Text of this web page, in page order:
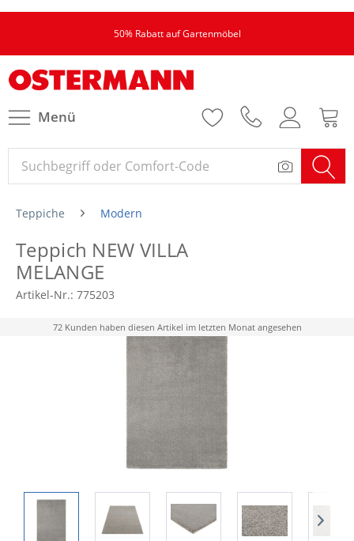
50% Rabatt auf Gartenmöbel
Menü
Teppiche Modern
Teppich NEW VILLA
MELANGE
Artikel-Nr.: 775203
72 Kunden haben diesen Artikel im letzten Monat angesehen